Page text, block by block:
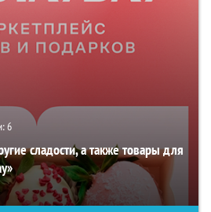
6
сладости, а также товары для